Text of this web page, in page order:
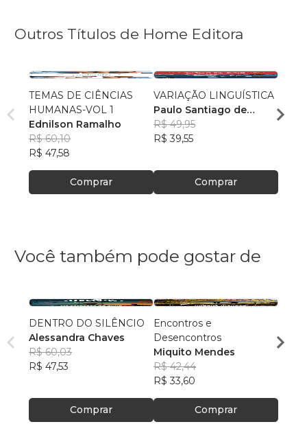
Outros Títulos de Home Editora
TEMAS DE CIÊNCIAS
HUMANAS-VOL 1
Ednilson Ramalho
R$ 60,10
R$ 47,58
Comprar
VARIAÇÃO LINGUÍSTICA
Paulo Santiago de
Sousa
R$ 49,95
R$ 39,55
Comprar
Você também pode gostar de
DENTRO DO SILÊNCIO
Alessandra Chaves
R$ 60,03
R$ 47,53
Comprar
Encontros e
Desencontros
Miquito Mendes
R$ 42,44
R$ 33,60
Comprar
do
R$